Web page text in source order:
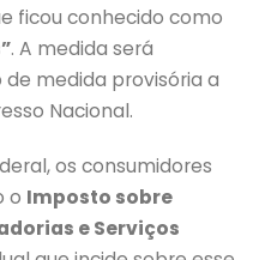
ficou conhecido como
. A medida será
medida provisória a
Nacional.
os consumidores
o Imposto sobre
e Serviços